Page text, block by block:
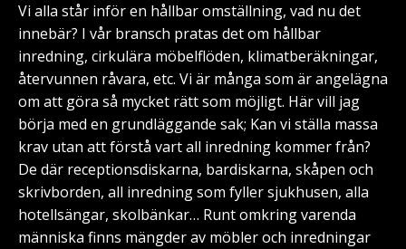
Vi alla står inför en hållbar omställning, vad nu det
innebär? I vår bransch pratas det om hållbar
inredning, cirkulära möbelflöden, klimatberäkningar,
återvunnen råvara, etc. Vi är många som är angelägna
om att göra så mycket rätt som möjligt. Här vill jag
börja med en grundläggande sak; Kan vi ställa massa
krav utan att förstå vart all inredning kommer från?
De där receptionsdiskarna, bardiskarna, skåpen och
skrivborden, all inredning som fyller sjukhusen, alla
hotellsängar, skolbänkar… Runt omkring varenda
människa finns mängder av möbler och inredningar